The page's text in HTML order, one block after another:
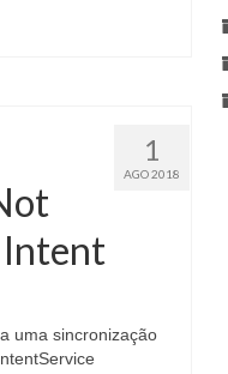
1
AGO 2018
uma sincronização